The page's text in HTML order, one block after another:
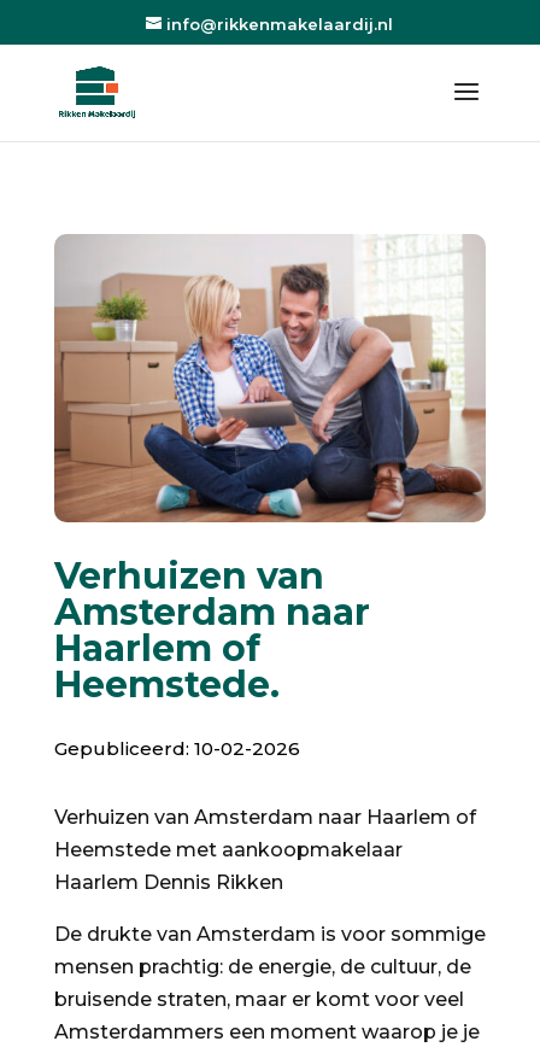
info@rikkenmakelaardij.nl
Verhuizen van
Amsterdam naar
Haarlem of
Heemstede.
Gepubliceerd: 10-02-2026
Verhuizen van Amsterdam naar Haarlem of
Heemstede met aankoopmakelaar
Haarlem Dennis Rikken
De drukte van Amsterdam is voor sommige
mensen prachtig: de energie, de cultuur, de
bruisende straten, maar er komt voor veel
Amsterdammers een moment waarop je je